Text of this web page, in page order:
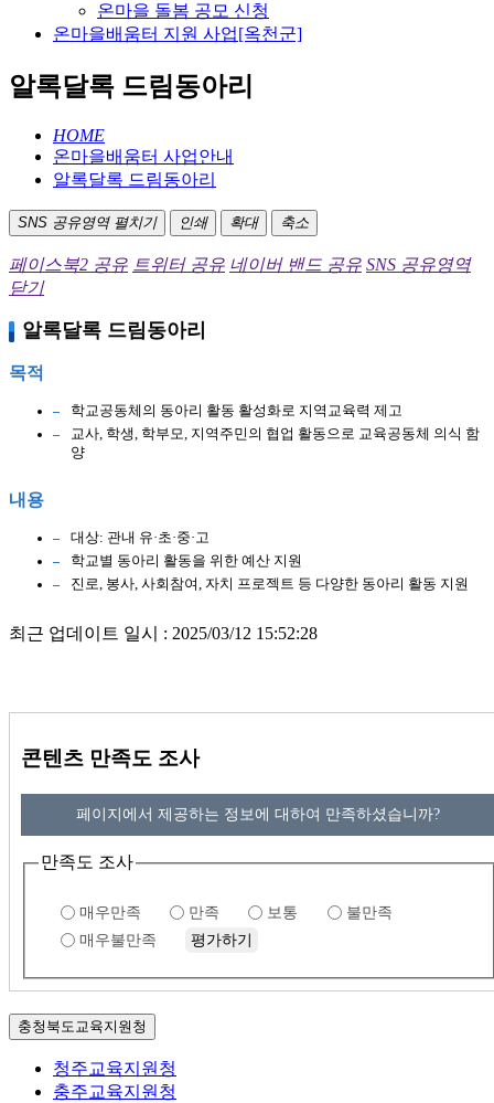
온마을 돌봄 공모 신청
온마을배움터 지원 사업[옥천군]
알록달록 드림동아리
HOME
온마을배움터 사업안내
알록달록 드림동아리
SNS 공유영역 펼치기 인쇄 확대 축소
페이스북2 공유 트위터 공유 네이버 밴드 공유 SNS 공유영역
닫기
알록달록 드림동아리
목적
학교공동체의 동아리 활동 활성화로 지역교육력 제고
교사, 학생, 학부모, 지역주민의 협업 활동으로 교육공동체 의식 함
양
내용
대상: 관내 유·초·중·고
학교별 동아리 활동을 위한 예산 지원
진로, 봉사, 사회참여, 자치 프로젝트 등 다양한 동아리 활동 지원
최근 업데이트 일시 : 2025/03/12 15:52:28
콘텐츠 만족도 조사
페이지에서 제공하는 정보에 대하여 만족하셨습니까?
만족도 조사
매우만족 만족 보통
불만족
매우불만족
충청북도교육지원청
청주교육지원청
충주교육지원청